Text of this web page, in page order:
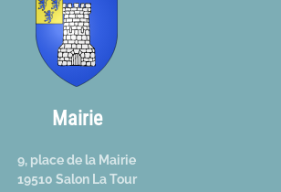
Mairie
9, place de la Mairie
19510 Salon La Tour